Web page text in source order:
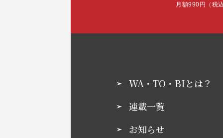
月額990円（税
WA・TO・BIとは？
連載一覧
お知らせ